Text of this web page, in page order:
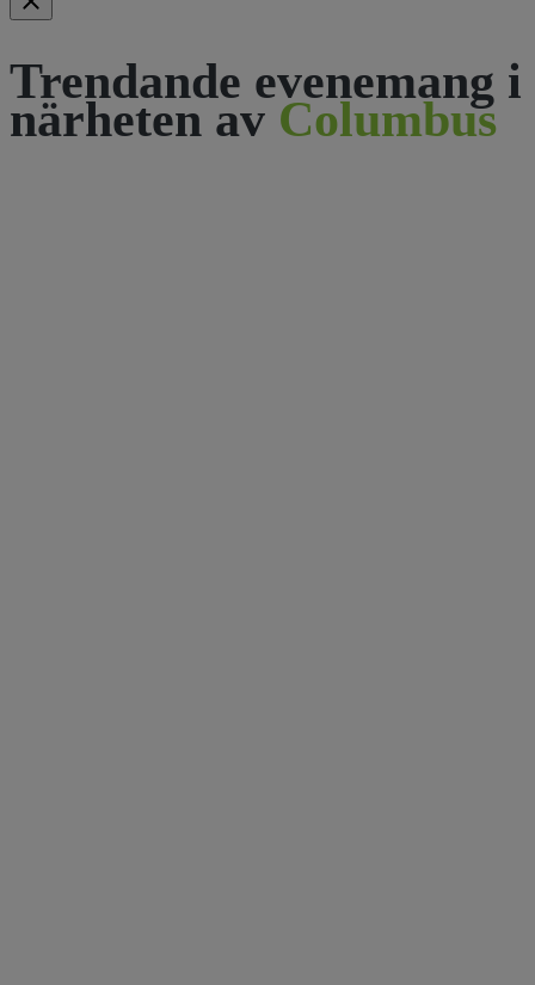
Trendande evenemang i
närheten av Columbus